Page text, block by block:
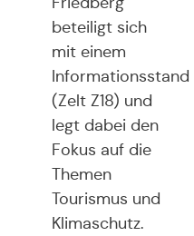
beteiligt sich
mit einem
Informationsstand
(Zelt Z18) und
legt dabei den
Fokus auf die
Themen
Tourismus und
Klimaschutz.